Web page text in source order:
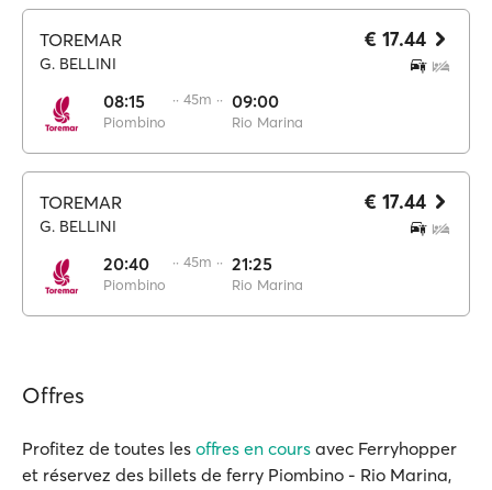
TOREMAR
G. BELLINI
08:15
Piombino
·· 45m ·· 09:00
Rio Marina
€ 17.44
TOREMAR
G. BELLINI
20:40
Piombino
·· 45m ·· 21:25
Rio Marina
€ 17.44
Offres
Profitez de toutes les offres en cours avec Ferryhopper
et réservez des billets de ferry Piombino - Rio Marina,